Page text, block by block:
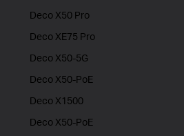
Deco X50 Pro
Deco XE75 Pro
Deco X50-5G
Deco X50-PoE
Deco X1500
Deco X50-PoE